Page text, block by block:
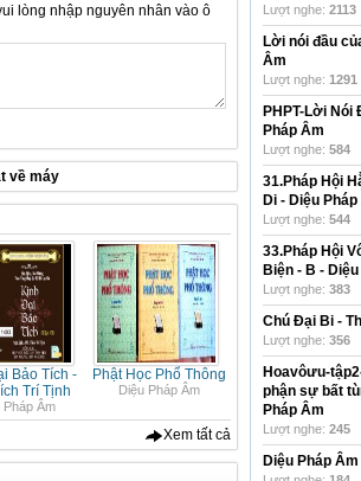
lòng nhập nguyên nhân vào ô
về máy
Bảo Tích -
Trí Tịnh
Pháp Âm
Phật Học Phổ Thông
Diệu Pháp Âm
Xem tất cả
Lượt nghe: 2113
Lời nói đầu
Âm
Lượt nghe: 1291
PHPT-Lời Nói
Pháp Âm
Lượt nghe: 584
31.Pháp Hội
Di - Diệu Pháp
Lượt nghe: 544
33.Pháp Hội
Biện - B -
Lượt nghe: 383
Chú Đại Bi -
Lượt nghe: 356
Hoavôưu-
phận sự bất
Pháp Âm
Lượt nghe: 245
Diệu Pháp Âm